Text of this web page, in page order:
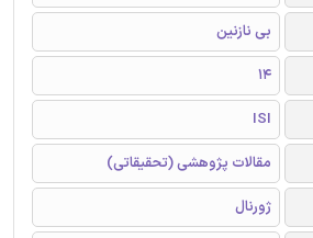
بی نازنین
14
ISI
مقالات پژوهشی (تحقیقاتی)
ژورنال